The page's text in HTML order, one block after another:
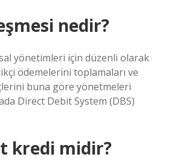
nedir?
yönetimleri için düzenli olarak
ödemelerini toplamaları ve
buna göre yönetmeleri
Direct Debit System (DBS)
kredi midir?